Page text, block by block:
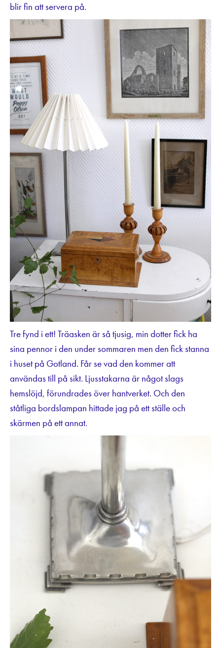
blir fin att servera på.
Tre fynd i ett! Träasken är så tjusig, min dotter fick ha
sina pennor i den under sommaren men den fick stanna
i huset på Gotland. Får se vad den kommer att
användas till på sikt. Ljusstakarna är något slags
hemslöjd, förundrades över hantverket. Och den
ståtliga bordslampan hittade jag på ett ställe och
skärmen på ett annat.